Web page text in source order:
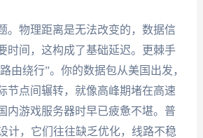
。物理距离是无法改变的，数据信
时间，这构成了基础延迟。更棘手
由绕行”。你的数据包从美国出发，
节点间辗转，就像高峰期堵在高速
内游戏服务器时早已疲惫不堪。普
计，它们往往缺乏优化，线路不稳